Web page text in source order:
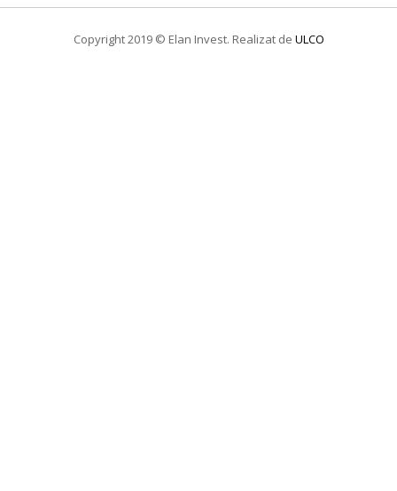
Copyright 2019 © Elan Invest. Realizat de ULCO